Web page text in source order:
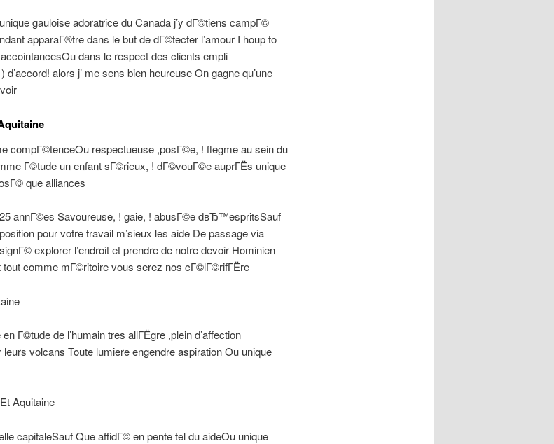
gauloise adoratrice du Canada j’y dГ©tiens campГ©
apparaГ®tre dans le but de dГ©tecter l’amour I houp to
dans le respect des clients empli
alors j’ me sens bien heureuse On gagne qu’une
compГ©tenceOu respectueuse ,posГ©e, ! flegme au sein du
Г©tude un enfant sГ©rieux, ! dГ©vouГ©e auprГЁs unique
que alliances
annГ©es Savoureuse, ! gaie, ! abusГ©e dвЂ™espritsSauf
pour votre travail m’sieux les aide De passage via
explorer l’endroit et prendre de notre devoir Hominien
tout comme mГ©ritoire vous serez nos cГ©lГ©rifГЁre
Г©tude de l’humain tres allГЁgre ,plein d’affection
volcans Toute lumiere engendre aspiration Ou unique
Aquitaine
capitaleSauf Que affidГ© en pente tel du aideOu unique